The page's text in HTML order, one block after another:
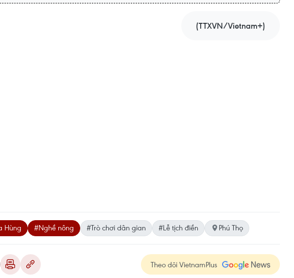
(TTXVN/Vietnam+)
Hùng #Nghề nông #Trò chơi dân gian #Lễ tịch điền Phú Thọ
Theo dõi VietnamPlus